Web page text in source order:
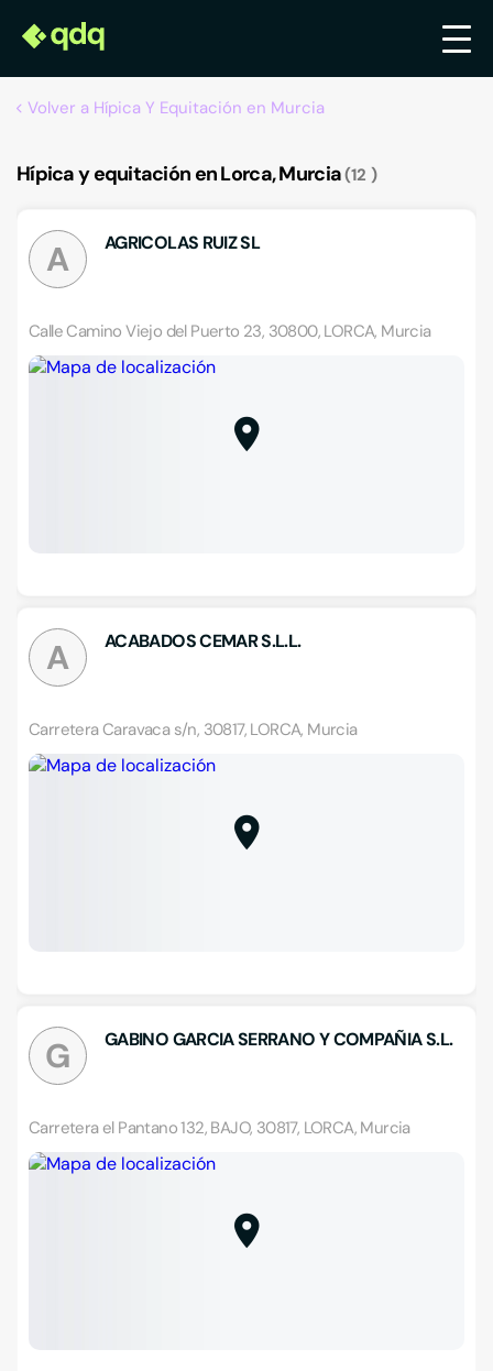
Volver a Hípica Y Equitación en Murcia
Hípica y equitación en Lorca, Murcia 12
A AGRICOLAS RUIZ SL
Calle Camino Viejo del Puerto 23, 30800, LORCA, Murcia
A ACABADOS CEMAR S.L.L.
Carretera Caravaca s/n, 30817, LORCA, Murcia
G GABINO GARCIA SERRANO Y COMPAÑIA S.L.
Carretera el Pantano 132, BAJO, 30817, LORCA, Murcia